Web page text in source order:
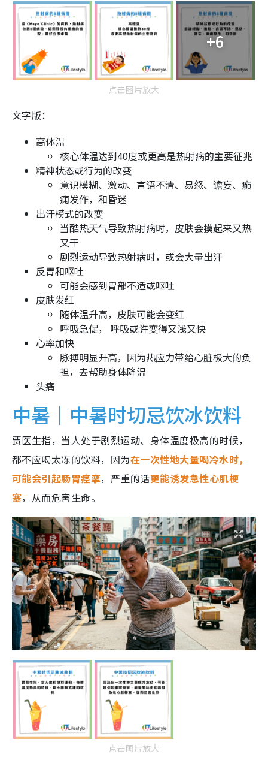
+6
点击图片放大
文字版：
高体温
核心体温达到40度或更高是热射病的主要征兆
精神状态或行为的改变
意识模糊、激动、言语不清、易怒、谵妄、癫
痫发作，和昏迷
出汗模式的改变
当酷热天气导致热射病时，皮肤会摸起来又热
又干
剧烈运动导致热射病时，或会大量出汗
反胃和呕吐
可能会感到胃部不适或呕吐
皮肤发红
随体温升高，皮肤可能会变红
呼吸急促， 呼吸或许变得又浅又快
心率加快
脉搏明显升高，因为热应力带给心脏极大的负
担，去帮助身体降温
头痛
中暑｜中暑时切忌饮冰饮料
贾医生指，当人处于剧烈运动、身体温度极高的时候，
都不应喝太冻的饮料，因为在一次性地大量喝冷水时，
可能会引起肠胃痉挛，严重的话更能诱发急性心肌梗
塞，从而危害生命。
点击图片放大